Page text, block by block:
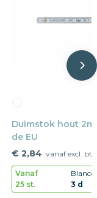
Duimstok hout
de EU
€ 2,84 vanaf excl.
Vanaf
25 st.
Blanco
3 d